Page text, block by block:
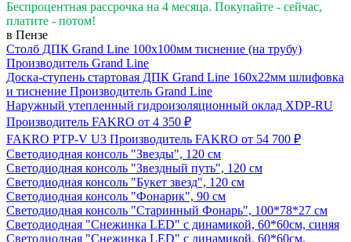
Беспроцентная рассрочка на 4 месяца. Покупайте - сейчас,
платите - потом!
в Пензе
Столб ДПК Grand Line 100х100мм тиснение (на трубу)
Производитель Grand Line
Доска-ступень стартовая ДПК Grand Line 160х22мм шлифовка
и тиснение Производитель Grand Line
Наружный утепленный гидроизоляционный оклад XDP-RU
Производитель FAKRO от 4 350 ₽
FAKRO PTP-V U3 Производитель FAKRO от 54 700 ₽
Светодиодная консоль "Звезды", 120 см
Светодиодная консоль "Звездный путь", 120 см
Светодиодная консоль "Букет звезд", 120 см
Светодиодная консоль "Фонарик", 90 см
Светодиодная консоль "Старинный Фонарь", 100*78*27 см
Светодиодная "Снежинка LED" с динамикой, 60*60см, синяя
Светодиодная "Снежинка LED" с динамикой, 60*60см,